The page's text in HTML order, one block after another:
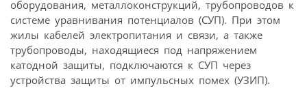
оборудования, металлоконструкций, трубопроводов к
системе уравнивания потенциалов (СУП). При этом
жилы кабелей электропитания и связи, а также
трубопроводы, находящиеся под напряжением
катодной защиты, подключаются к СУП через
устройства защиты от импульсных помех (УЗИП).